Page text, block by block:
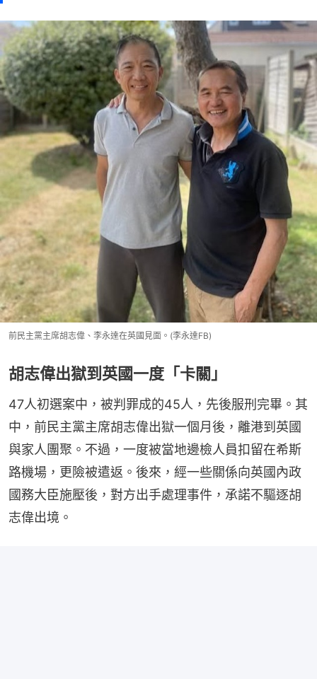
前民主黨主席胡志偉、李永達在英國見面。(李永達FB)
胡志偉出獄到英國一度「卡關」
47人初選案中，被判罪成的45人，先後服刑完畢。其
中，前民主黨主席胡志偉出獄一個月後，離港到英國
與家人團聚。不過，一度被當地邊檢人員扣留在希斯
路機場，更險被遣返。後來，經一些關係向英國內政
國務大臣施壓後，對方出手處理事件，承諾不驅逐胡
志偉出境。